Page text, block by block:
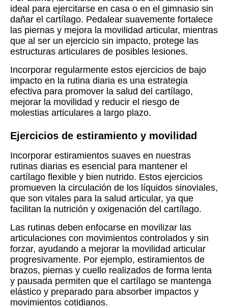
ideal para ejercitarse en casa o en el gimnasio sin
dañar el cartílago. Pedalear suavemente fortalece
las piernas y mejora la movilidad articular, mientras
que al ser un ejercicio sin impacto, protege las
estructuras articulares de posibles lesiones.
Incorporar regularmente estos ejercicios de bajo
impacto en la rutina diaria es una estrategia
efectiva para promover la salud del cartílago,
mejorar la movilidad y reducir el riesgo de
molestias articulares a largo plazo.
Ejercicios de estiramiento y movilidad
Incorporar estiramientos suaves en nuestras
rutinas diarias es esencial para mantener el
cartílago flexible y bien nutrido. Estos ejercicios
promueven la circulación de los líquidos sinoviales,
que son vitales para la salud articular, ya que
facilitan la nutrición y oxigenación del cartílago.
Las rutinas deben enfocarse en movilizar las
articulaciones con movimientos controlados y sin
forzar, ayudando a mejorar la movilidad articular
progresivamente. Por ejemplo, estiramientos de
brazos, piernas y cuello realizados de forma lenta
y pausada permiten que el cartílago se mantenga
elástico y preparado para absorber impactos y
movimientos cotidianos.